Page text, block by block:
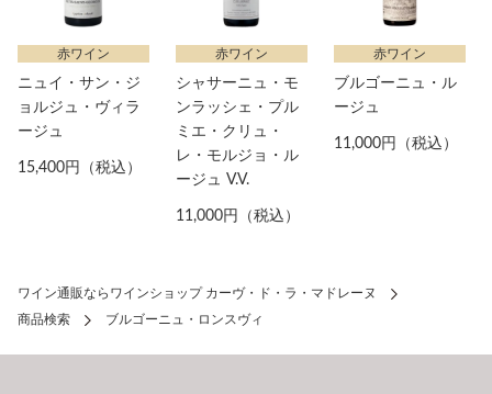
赤ワイン
ニュイ・サン・ジ
ョルジュ・ヴィラ
ージュ
15,400円（税込）
赤ワイン
シャサーニュ・モ
ンラッシェ・プル
ミエ・クリュ・
レ・モルジョ・ル
ージュ V.V.
11,000円（税込）
赤ワイン
ブルゴーニュ・ル
ージュ
11,000円（税込）
ワイン通販ならワインショップ カーヴ・ド・ラ・マドレーヌ
商品検索
ブルゴーニュ・ロンスヴィ